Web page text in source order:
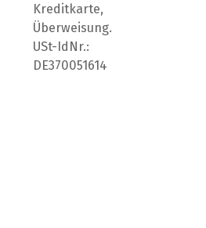
Kreditkarte,
Überweisung.
USt-IdNr.:
DE370051614